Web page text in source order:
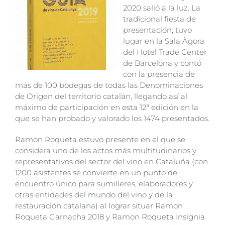
2020 salió a la luz. La
tradicional fiesta de
presentación, tuvo
lugar en la Sala Àgora
del Hotel Trade Center
de Barcelona y contó
con la presencia de
más de 100 bodegas de todas las Denominaciones
de Origen del territorio catalán, llegando así al
máximo de participación en esta 12ª edición en la
que se han probado y valorado los 1474 presentados.
Ramon Roqueta estuvo presente en el que se
considera uno de los actos más multitudinarios y
representativos del sector del vino en Cataluña (con
1200 asistentes se convierte en un punto de
encuentro único para sumilleres, elaboradores y
otras entidades del mundo del vino y de la
restauración catalana) al lograr situar Ramon
Roqueta Garnacha 2018 y Ramon Roqueta Insignia